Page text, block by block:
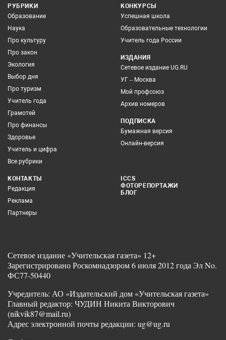
РУБРИКИ
Образование
Наука
Про культуру
Про закон
Экология
Выбор дня
Про туризм
Учитель года
Грамотей
Про финансы
Здоровье
Учитель и цифра
Все рубрики
КОНКУРСЫ
Успешная школа
Образовательные технологии
Учитель года России
ИЗДАНИЯ
Сетевое издание UG.RU
УГ – Москва
Мой профсоюз
Архив номеров
ПОДПИСКА
Бумажная версия
Онлайн-версия
КОНТАКТЫ
Редакция
Реклама
Партнеры
ICCS
ФОТОРЕПОРТАЖИ
БЛОГ
Сетевое издание «Учительская газета» 12+
Зарегистрировано Роскомнадзором 6 июля 2012 года Эл No.
ФС77-50440
Учредитель: АО «Издательский дом «Учительская газета»
Главный редактор: ЧУДИН Никита Викторович
(nikvik87@mail.ru)
Адрес электронной почты редакции: ug@ug.ru